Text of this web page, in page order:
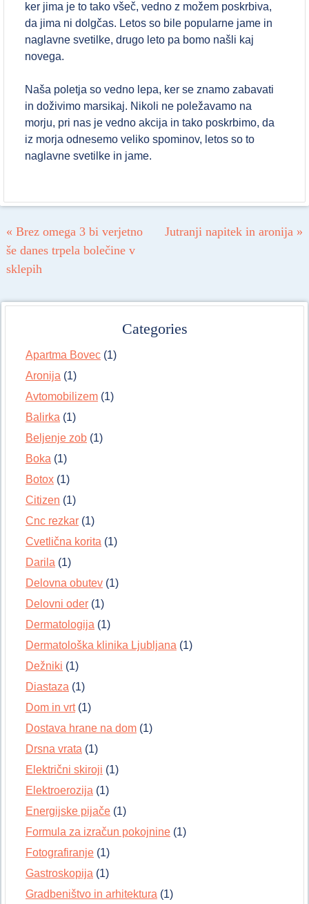
ker jima je to tako všeč, vedno z možem poskrbiva,
da jima ni dolgčas. Letos so bile popularne jame in
naglavne svetilke, drugo leto pa bomo našli kaj
novega.
Naša poletja so vedno lepa, ker se znamo zabavati
in doživimo marsikaj. Nikoli ne poležavamo na
morju, pri nas je vedno akcija in tako poskrbimo, da
iz morja odnesemo veliko spominov, letos so to
naglavne svetilke in jame.
Post navigation
« Brez omega 3 bi verjetno
še danes trpela bolečine v
sklepih
Jutranji napitek in aronija »
Categories
Apartma Bovec (1)
Aronija (1)
Avtomobilizem (1)
Balirka (1)
Beljenje zob (1)
Boka (1)
Botox (1)
Citizen (1)
Cnc rezkar (1)
Cvetlična korita (1)
Darila (1)
Delovna obutev (1)
Delovni oder (1)
Dermatologija (1)
Dermatološka klinika Ljubljana (1)
Dežniki (1)
Diastaza (1)
Dom in vrt(1)
Dostava hrane na dom (1)
Drsna vrata (1)
Električni skiroji (1)
Elektroerozija (1)
Energijske pijače (1)
Formula za izračun pokojnine (1)
Fotografiranje (1)
Gastroskopija (1)
Gradbeništvo in arhitektura (1)